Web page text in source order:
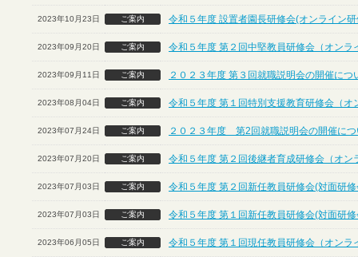
2023年10月23日 ご案内 令和５年度 設置者園長研修会(オンライン
2023年09月20日 ご案内 令和５年度 第２回中堅教員研修会（オンラ
2023年09月11日 ご案内 ２０２３年度 第３回就職説明会の開催につ
2023年08月04日 ご案内 令和５年度 第１回特別支援教育研修会（オ
2023年07月24日 ご案内 ２０２３年度 第2回就職説明会の開催に
2023年07月20日 ご案内 令和５年度 第２回後継者育成研修会（オン
2023年07月03日 ご案内 令和５年度 第２回新任教員研修会(対面研
2023年07月03日 ご案内 令和５年度 第１回新任教員研修会(対面研
2023年06月05日 ご案内 令和５年度 第１回現任教員研修会（オンラ